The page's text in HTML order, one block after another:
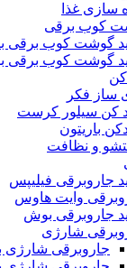
سازی غذا
کوب برقی
گوشت کوب برقی
گوشت کوب برقی
ساز فکر
کن سیلور کرست
باریتون
و نظافت
جاروبرقی فیلیپس
وایت هاوس
جاروبرقی بوش
شارژی
جاروبرقی